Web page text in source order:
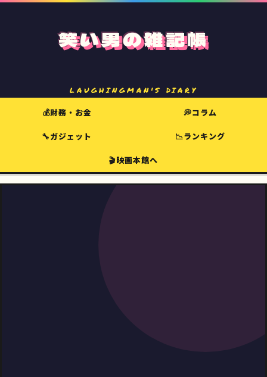
笑い男の雑記帳
LAUGHINGMAN'S DIARY
💰財務・お金 💭コラム
🔧ガジェット 📉ランキング
🎬映画本館へ